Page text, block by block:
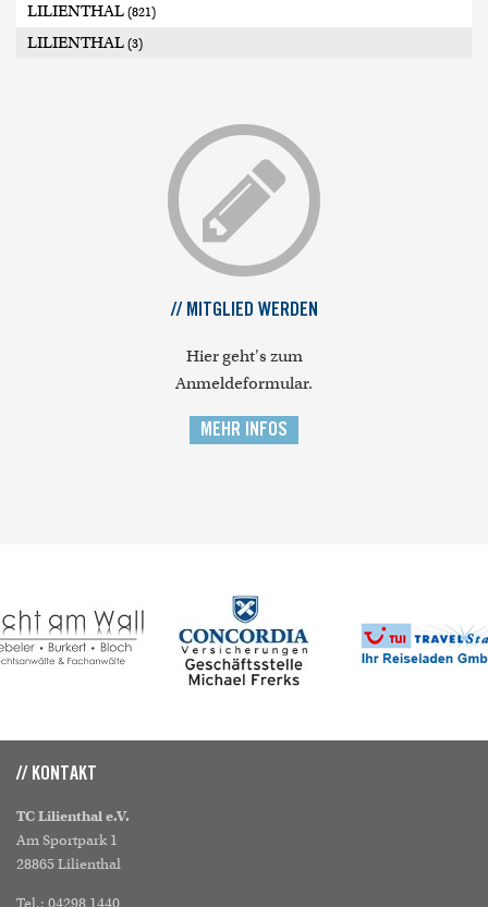
LILIENTHAL (821)
LILIENTHAL (3)
// MITGLIED WERDEN
Hier geht's zum
Anmeldeformular.
MEHR INFOS
// KONTAKT
TC Lilienthal e.V.
Am Sportpark 1
28865 Lilienthal